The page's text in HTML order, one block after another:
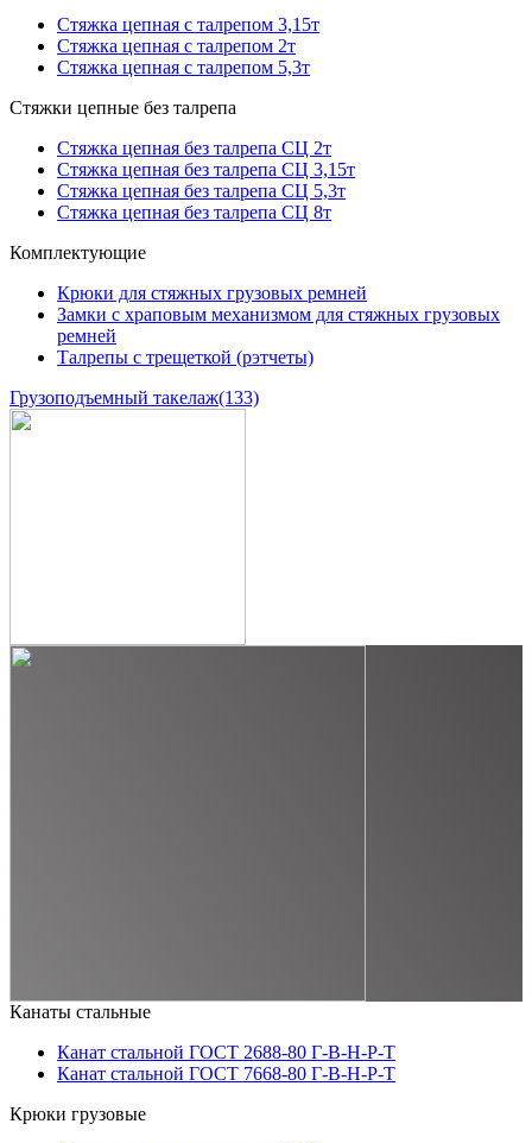
Стяжка цепная с талрепом 3,15т
Стяжка цепная с талрепом 2т
Стяжка цепная с талрепом 5,3т
Стяжки цепные без талрепа
Стяжка цепная без талрепа СЦ 2т
Стяжка цепная без талрепа СЦ 3,15т
Стяжка цепная без талрепа СЦ 5,3т
Стяжка цепная без талрепа СЦ 8т
Комплектующие
Крюки для стяжных грузовых ремней
Замки с храповым механизмом для стяжных грузовых
ремней
Талрепы с трещеткой (рэтчеты)
Грузоподъемный такелаж(133)
Канаты стальные
Канат стальной ГОСТ 2688-80 Г-В-Н-Р-Т
Канат стальной ГОСТ 7668-80 Г-В-Н-Р-Т
Крюки грузовые